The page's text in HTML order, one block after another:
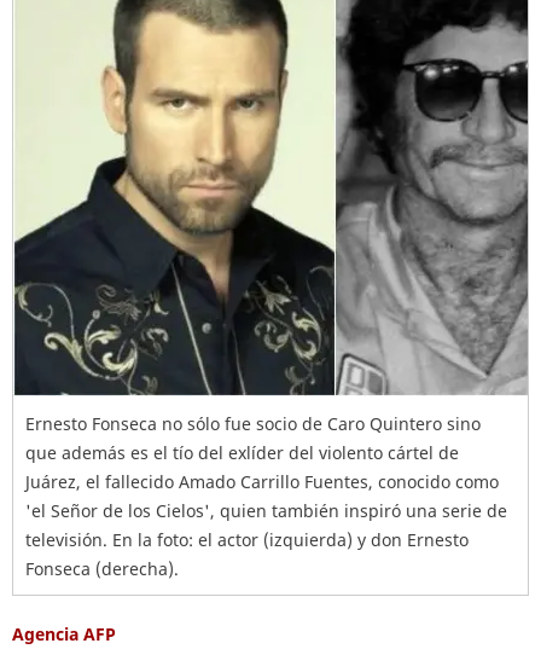
Ernesto Fonseca no sólo fue socio de Caro Quintero sino
que además es el tío del exlíder del violento cártel de
Juárez, el fallecido Amado Carrillo Fuentes, conocido como
'el Señor de los Cielos', quien también inspiró una serie de
televisión. En la foto: el actor (izquierda) y don Ernesto
Fonseca (derecha).
Agencia AFP